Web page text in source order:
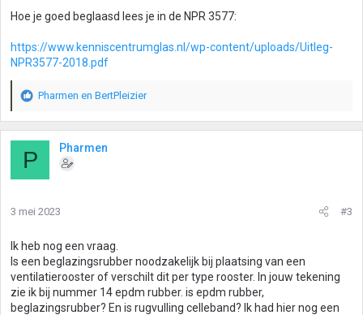
Hoe je goed beglaasd lees je in de NPR 3577:
https://www.kenniscentrumglas.nl/wp-content/uploads/Uitleg-
NPR3577-2018.pdf
W
a
n
e
n
:
Pharmen en BertPleizier
P Pharmen
3 mei 2023 #3
Ik heb nog een vraag.
Is een beglazingsrubber noodzakelijk bij plaatsing van een
ventilatierooster of verschilt dit per type rooster. In jouw tekening
zie ik bij nummer 14 epdm rubber. is epdm rubber,
beglazingsrubber? En is rugvulling celleband? Ik had hier nog een